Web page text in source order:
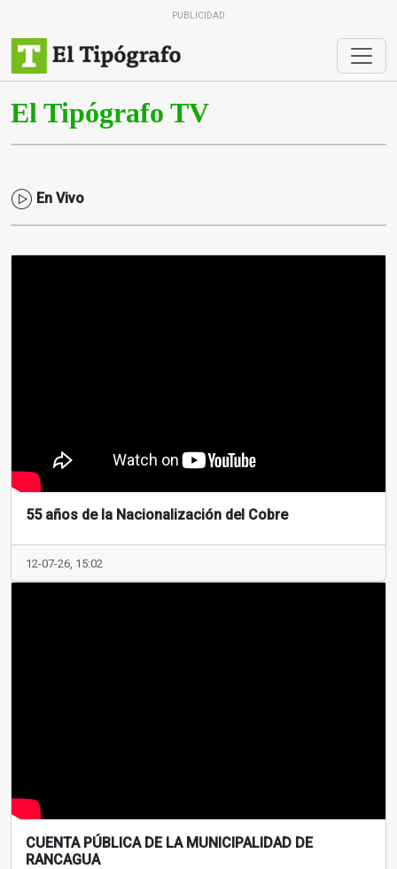
PUBLICIDAD
El Tipógrafo TV
En Vivo
55 años de la Nacionalización del Cobre
12-07-26, 15:02
CUENTA PÚBLICA DE LA MUNICIPALIDAD DE
RANCAGUA